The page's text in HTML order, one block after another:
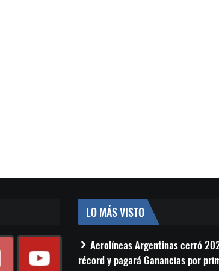
LO MÁS VISTO
Aerolíneas Argentinas cerró
récord y pagará Ganancias por